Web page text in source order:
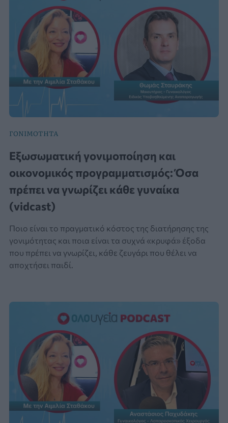
ΓΟΝΙΜΟΤΗΤΑ
Εξωσωματική γονιμοποίηση και
οικονομικός προγραμματισμός: Όσα
πρέπει να γνωρίζει κάθε γυναίκα
(vidcast)
Ποιο είναι το πραγματικό κόστος της διατήρησης της
γονιμότητας και ποια είναι τα συχνά «κρυφά» έξοδα
που πρέπει να γνωρίζει, κάθε ζευγάρι που θέλει να
αποχτήσει παιδί.